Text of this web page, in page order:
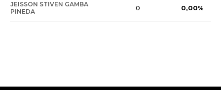
JEISSON STIVEN GAMBA
PINEDA
0 0,00%